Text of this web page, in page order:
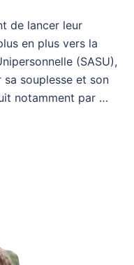
de lancer leur
en plus vers la
(SASU),
souplesse et son
notamment par …